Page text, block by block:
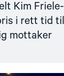
Kim Friele-
i rett tid
mottaker